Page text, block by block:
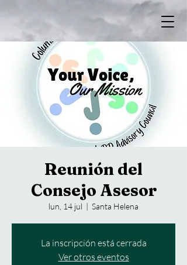
Reunión del
Consejo Asesor
lun, 14 jul
  |
Santa Helena
La inscripción está cerrada
Ver otros eventos